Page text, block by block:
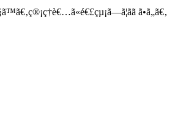
ã•ã„ã€‚